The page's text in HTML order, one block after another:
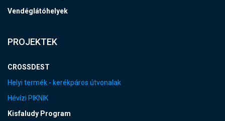
Vendéglátóhelyek
PROJEKTEK
CROSSDEST
Helyi termék - kerékpáros útvonalak
Hévízi PIKNIK
Kisfaludy Program